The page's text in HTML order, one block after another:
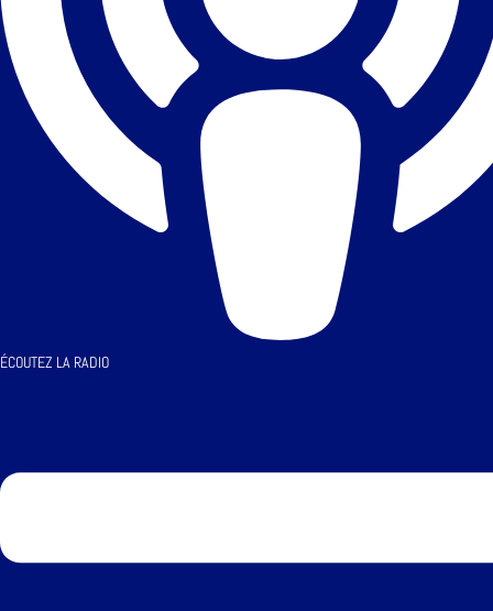
ÉCOUTEZ LA RADIO